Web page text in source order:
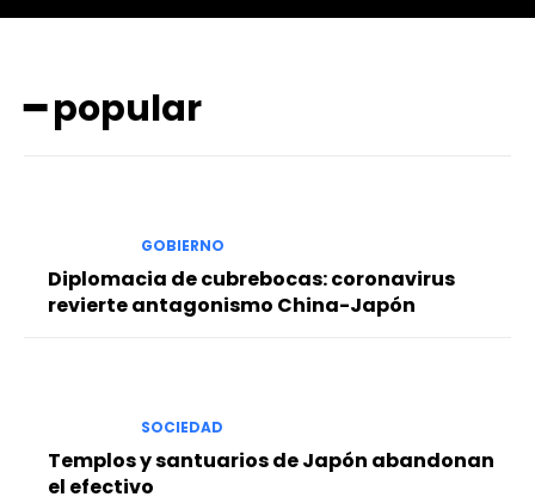
━ popular
GOBIERNO
Diplomacia de cubrebocas: coronavirus
revierte antagonismo China-Japón
SOCIEDAD
Templos y santuarios de Japón abandonan
el efectivo